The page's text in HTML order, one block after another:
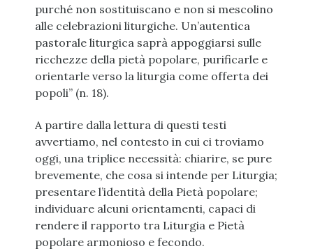
purché non sostituiscano e non si mescolino
alle celebrazioni liturgiche. Un’autentica
pastorale liturgica saprà appoggiarsi sulle
ricchezze della pietà popolare, purificarle e
orientarle verso la liturgia come offerta dei
popoli” (n. 18).
A partire dalla lettura di questi testi
avvertiamo, nel contesto in cui ci troviamo
oggi, una triplice necessità: chiarire, se pure
brevemente, che cosa si intende per Liturgia;
presentare l’identità della Pietà popolare;
individuare alcuni orientamenti, capaci di
rendere il rapporto tra Liturgia e Pietà
popolare armonioso e fecondo.